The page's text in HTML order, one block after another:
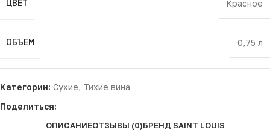
ЦВЕТ Красное
ОБЪЕМ 0,75 л
Категории: Сухие, Тихие вина
Поделиться:
ОПИСАНИЕОТЗЫВЫ (0)БРЕНД SAINT LOUIS